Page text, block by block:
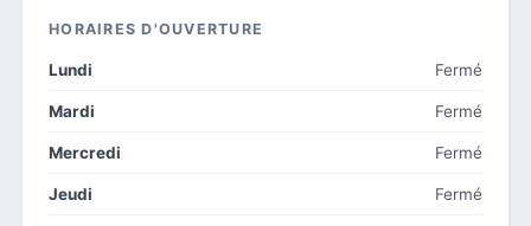
HORAIRES D'OUVERTURE
Lundi Fermé
Mardi Fermé
Mercredi Fermé
Jeudi Fermé